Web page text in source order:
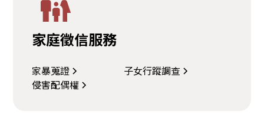
家庭徵信服務
家暴蒐證
子女行蹤調查
侵害配偶權